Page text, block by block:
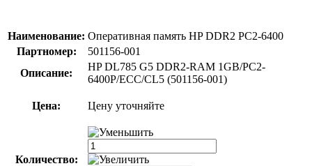
Наименование: Оперативная память HP DDR2 PC2-6400
Партномер:
501156-001
Описание:
HP DL785 G5 DDR2-RAM 1GB/PC2-
6400P/ECC/CL5 (501156-001)
Цена: Цену уточняйте
Количество: